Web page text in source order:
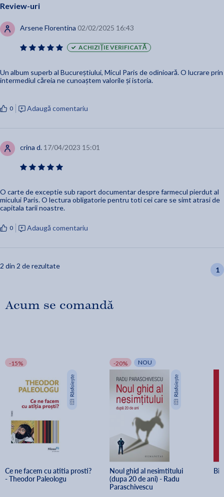
Review-uri
Arsene Florentina 02/02/2025 16:43
ACHIZIȚIE VERIFICATĂ
Un album superb al Bucureștiului, Micul Paris de odinioară. O lucrare prin
intermediul căreia ne cunoaștem valorile și istoria.
0 Adaugă comentariu
crina d. 17/04/2023 15:01
O carte de exceptie sub raport documentar despre farmecul pierdut al
micului Paris. O lectura obligatorie pentru toti cei care se simt atrasi de
capitala tarii noastre.
0 Adaugă comentariu
2 din 2 de rezultate 1
Acum se comandă
-15%
Ce ne facem cu atitia prosti?
- Theodor Paleologu
-20% NOU
Noul ghid al nesimtitului
(dupa 20 de ani) - Radu
Paraschivescu